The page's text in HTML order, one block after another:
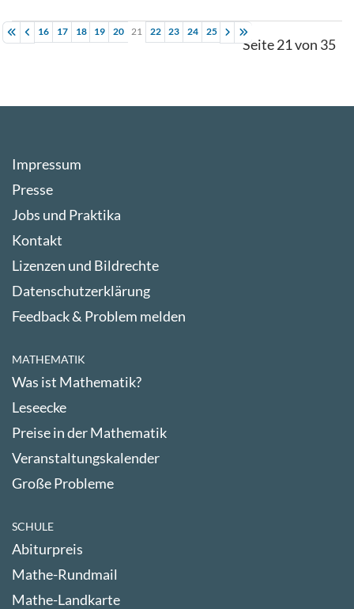
Seite 21 von 35
16 17 18 19 20 21 22 23 24 25
Impressum
Presse
Jobs und Praktika
Kontakt
Lizenzen und Bildrechte
Datenschutzerklärung
Feedback & Problem melden
MATHEMATIK
Was ist Mathematik?
Leseecke
Preise in der Mathematik
Veranstaltungskalender
Große Probleme
SCHULE
Abiturpreis
Mathe-Rundmail
Mathe-Landkarte